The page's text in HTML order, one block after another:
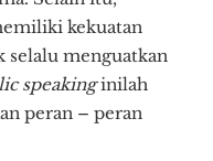
kekuatan
menguatkan
speakinginilah
peran – peran